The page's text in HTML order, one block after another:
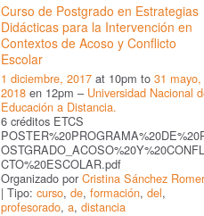
Curso de Postgrado en Estrategias
Didácticas para la Intervención en
Contextos de Acoso y Conflicto
Escolar
1 diciembre, 2017 at 10pm to 31 mayo,
2018 en 12pm – Universidad Nacional
Educación a Distancia.
6 créditos ETCS
CTO%20ESCOLAR.pdf
Organizado por Cristina Sánchez
| Tipo: curso, de, formación, del,
profesorado, a, distancia